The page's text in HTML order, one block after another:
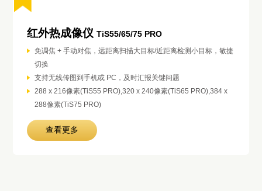
红外热成像仪 TiS55/65/75 PRO
免调焦 + 手动对焦，远距离扫描大目标/近距离检测小目标，敏捷
切换
支持无线传图到手机或 PC，及时汇报关键问题
288 x 216像素(TiS55 PRO),320 x 240像素(TiS65 PRO),384 x
288像素(TiS75 PRO)
查看更多